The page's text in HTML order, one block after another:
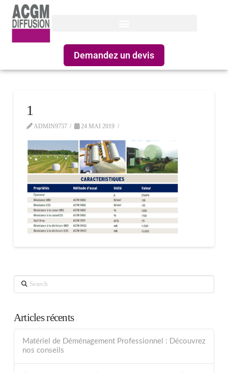
Demandez un devis
1
ADMIN9757 24 MAI 2019
Search
Articles récents
Matériel de Déménagement Professionnel : Découvrez
nos conseils